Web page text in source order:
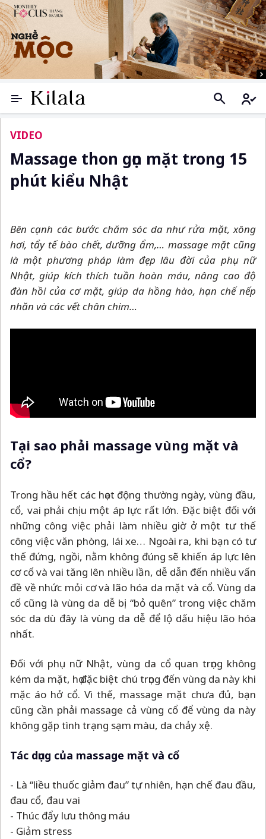
VIDEO
Massage thon gọn mặt trong 15
phút kiểu Nhật
Bên cạnh các bước chăm sóc da như rửa mặt, xông
hơi, tẩy tế bào chết, dưỡng ẩm,… massage mặt cũng
là một phương pháp làm đẹp lâu đời của phụ nữ
Nhật, giúp kích thích tuần hoàn máu, nâng cao độ
đàn hồi của cơ mặt, giúp da hồng hào, hạn chế nếp
nhăn và các vết chân chim…
Tại sao phải massage vùng mặt và
cổ?
Trong hầu hết các họat động thường ngày, vùng đầu,
cổ, vai phải chịu một áp lực rất lớn. Đặc biệt đối với
những công việc phải làm nhiều giờ ở một tư thế
công việc văn phòng, lái xe… Ngoài ra, khi bạn có tư
thế đứng, ngồi, nằm không đúng sẽ khiến áp lực lên
cơ cổ và vai tăng lên nhiều lần, dễ dẫn đến nhiều vấn
đề về nhức mỏi cơ và lão hóa da mặt và cổ. Vùng da
cổ cũng là vùng da dễ bị “bỏ quên” trong việc chăm
sóc da dù đây là vùng da dễ để lộ dấu hiệu lão hóa
nhất.
Đối với phụ nữ Nhật, vùng da cổ quan trọng không
kém da mặt, họ đặc biệt chú trọng đến vùng da này khi
mặc áo hở cổ. Vì thế, massage mặt chưa đủ, bạn
cũng cần phải massage cả vùng cổ để vùng da này
không gặp tình trạng sạm màu, da chảy xệ.
Tác dụng của massage mặt và cổ
- Là “liều thuốc giảm đau” tự nhiên, hạn chế đau đầu,
đau cổ, đau vai
- Thúc đẩy lưu thông máu
- Giảm stress